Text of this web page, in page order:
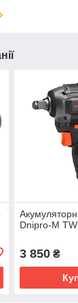
Dnipro-M
3 850₴